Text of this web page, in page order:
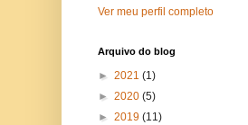
Ver meu perfil completo
Arquivo do blog
► 2021 (1)
► 2020 (5)
► 2019 (11)